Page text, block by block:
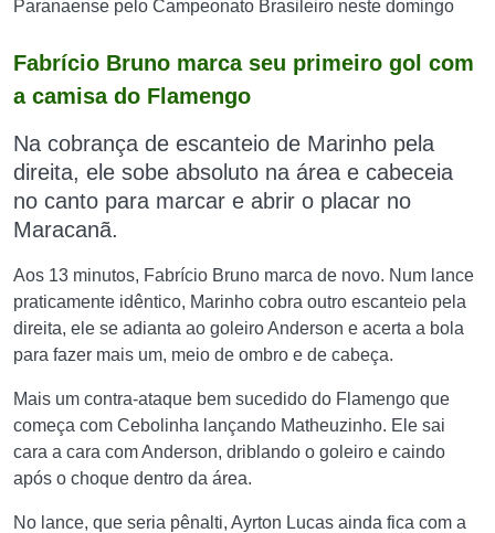
Paranaense pelo Campeonato Brasileiro neste domingo
Fabrício Bruno marca seu primeiro gol com
a camisa do Flamengo
Na cobrança de escanteio de Marinho pela
direita, ele sobe absoluto na área e cabeceia
no canto para marcar e abrir o placar no
Maracanã.
Aos 13 minutos, Fabrício Bruno marca de novo. Num lance
praticamente idêntico, Marinho cobra outro escanteio pela
direita, ele se adianta ao goleiro Anderson e acerta a bola
para fazer mais um, meio de ombro e de cabeça.
Mais um contra-ataque bem sucedido do Flamengo que
começa com Cebolinha lançando Matheuzinho. Ele sai
cara a cara com Anderson, driblando o goleiro e caindo
após o choque dentro da área.
No lance, que seria pênalti, Ayrton Lucas ainda fica com a